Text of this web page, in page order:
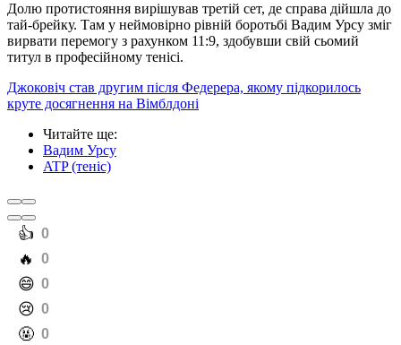
Долю протистояння вирішував третій сет, де справа дійшла до
тай-брейку. Там у неймовірно рівній боротьбі Вадим Урсу зміг
вирвати перемогу з рахунком 11:9, здобувши свій сьомий
титул в професійному тенісі.
Джоковіч став другим після Федерера, якому підкорилось
круте досягнення на Вімблдоні
Читайте ще:
Вадим Урсу
ATP (теніс)
️👍 0
️🔥 0
️😄 0
️😢 0
️🤬 0